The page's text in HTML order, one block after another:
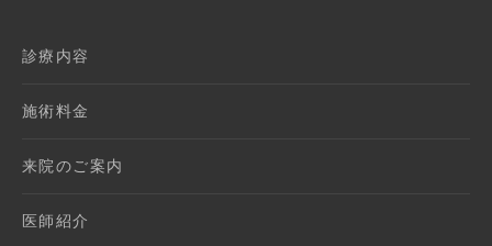
診療内容
施術料金
来院のご案内
医師紹介